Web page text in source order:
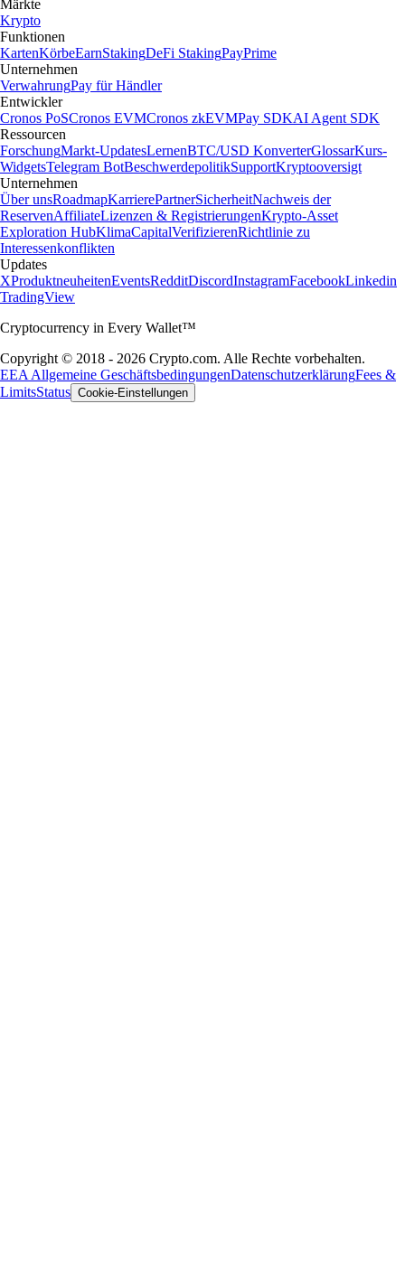
Märkte
Krypto
Funktionen
KartenKörbeEarnStakingDeFi StakingPayPrime
Unternehmen
VerwahrungPay für Händler
Entwickler
Cronos PoSCronos EVMCronos zkEVMPay SDKAI Agent SDK
Ressourcen
ForschungMarkt-UpdatesLernenBTC/USD KonverterGlossarKurs-
WidgetsTelegram BotBeschwerdepolitikSupportKryptooversigt
Unternehmen
Über unsRoadmapKarrierePartnerSicherheitNachweis der
ReservenAffiliateLizenzen & RegistrierungenKrypto-Asset
Exploration HubKlimaCapitalVerifizierenRichtlinie zu
Interessenkonflikten
Updates
XProduktneuheitenEventsRedditDiscordInstagramFacebookLinkedin
TradingView
Cryptocurrency in Every Wallet™
Copyright © 2018 - 2026 Crypto.com. Alle Rechte vorbehalten.
EEA Allgemeine GeschäftsbedingungenDatenschutzerklärungFees &
LimitsStatus Cookie-Einstellungen